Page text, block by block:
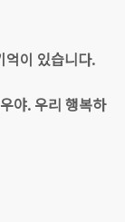
억이 있습니다.
야. 우리 행복하